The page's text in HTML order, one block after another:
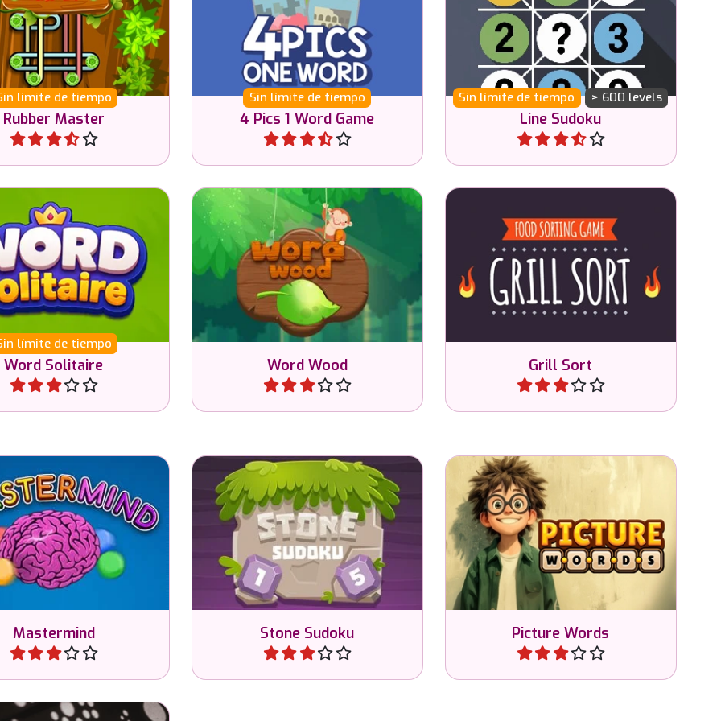
límite de tiempo
Rubber Master
cerebro y desenreda
las bandas elásticas.
Jugar
Sin límite de tiempo
4 Pics 1 Word Game
correspondiente según las
imágenes.
Jugar
Sin límite de tiempo > 600 levels
Line Sudoku
Juega al Sudoku en Cadena con
niveles de dificultad creciente.
Jugar
límite de tiempo
Word Solitaire
temas, palabras e
en este juego de
solitario.
Jugar Word Wood
Ayuda al mono y haz palabras
con las letras dadas.
Jugar Grill Sort
Ordena la comida y consigue 3
alimentos idénticos en una
parrilla.
Jugar
Mastermind
el código y conviértete
Mente Maestra.
Jugar Stone Sudoku
Arrastra y suelta piedras para
resolver el Sudoku.
Jugar Picture Words
Conecta las letras para formar
la palabra en inglés de la
imagen.
Jugar